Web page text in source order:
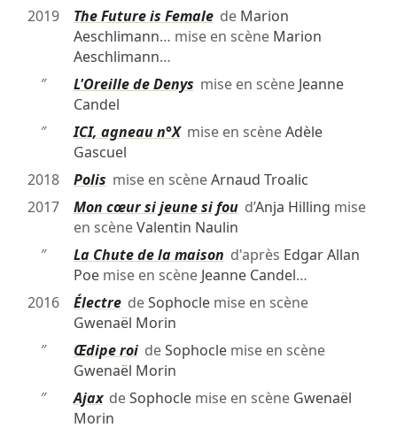
2019
The Future is Femalede Marion
Aeschlimann… mise en scène Marion
Aeschlimann…
″
L'Oreille de Denys mise en scène Jeanne
Candel
″
ICI, agneau n°Xmise en scèneAdèle
Gascuel
2018
Polis mise en scèneArnaud Troalic
2017
Mon cœur si jeune si foud’Anja Hilling mise
en scèneValentin Naulin
″
La Chute de la maison d'après Edgar Allan
Poemise en scène Jeanne Candel…
2016
ÉlectredeSophoclemise en scène
Gwenaël Morin
″
Œdipe roideSophoclemise en scène
Gwenaël Morin
″
AjaxdeSophoclemise en scène Gwenaël
Morin